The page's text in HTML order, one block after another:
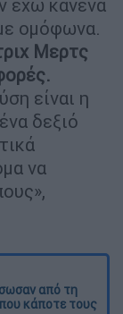
έχω κανένα
ομόφωνα.
Μερτς
είναι η
δεξιό
να
από τη
κάποτε τους